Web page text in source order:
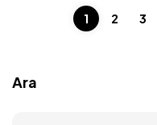
1 2 3
Ara